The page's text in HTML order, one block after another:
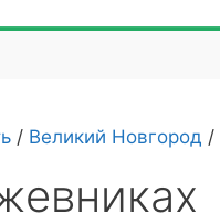
/ Великий Новгород /